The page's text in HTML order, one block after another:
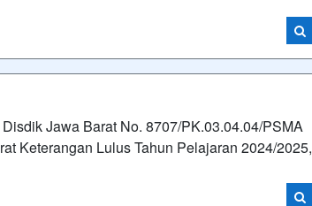
Jawa Barat No. 8707/PK.03.04.04/PSMA
Keterangan Lulus Tahun Pelajaran 2024/2025,